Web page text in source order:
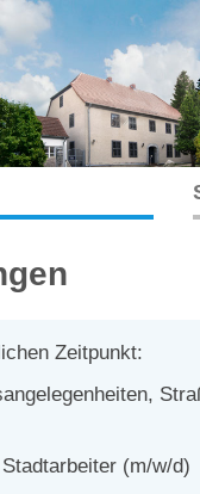
Zeitpunkt:
Stadtarbeiter (m/w/d)